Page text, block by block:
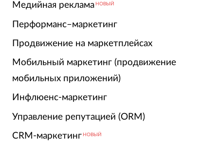
Медийная реклама НОВЫЙ
Перформанс–маркетинг
Продвижение на маркетплейсах
Мобильный маркетинг (продвижение
мобильных приложений)
Инфлюенс-маркетинг
Управление репутацией (ORM)
CRM-маркетинг НОВЫЙ